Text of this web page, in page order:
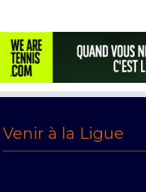
Venir à la Ligue